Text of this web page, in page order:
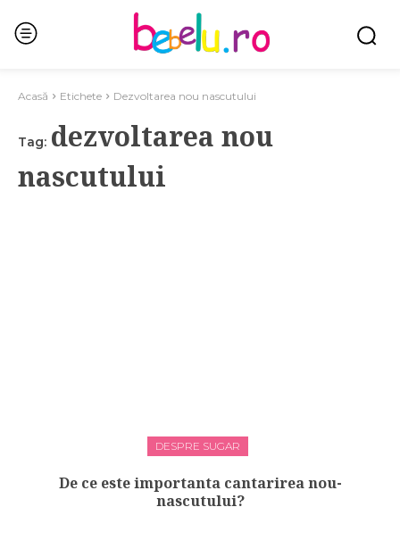
Acasă Etichete Dezvoltarea nou nascutului
Tag: dezvoltarea nou
nascutului
DESPRE SUGAR
De ce este importanta cantarirea nou-
nascutului?